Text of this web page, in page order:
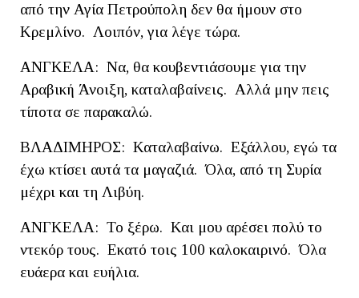
από την Αγία Πετρούπολη δεν θα ήμουν στο
Κρεμλίνο. Λοιπόν, για λέγε τώρα.
ΑΝΓΚΕΛΑ: Να, θα κουβεντιάσουμε για την
Αραβική Άνοιξη, καταλαβαίνεις. Αλλά μην πεις
τίποτα σε παρακαλώ.
ΒΛΑΔΙΜΗΡΟΣ: Καταλαβαίνω. Εξάλλου, εγώ τα
έχω κτίσει αυτά τα μαγαζιά. Όλα, από τη Συρία
μέχρι και τη Λιβύη.
ΑΝΓΚΕΛΑ: Το ξέρω. Και μου αρέσει πολύ το
ντεκόρ τους. Εκατό τοις 100 καλοκαιρινό. Όλα
ευάερα και ευήλια.